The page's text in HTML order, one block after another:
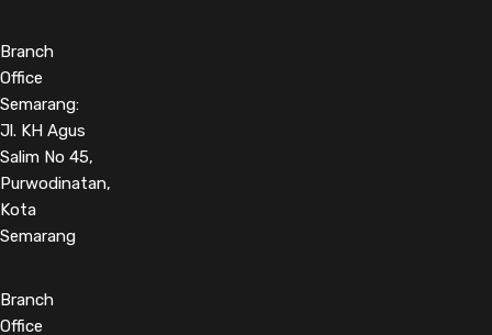
Branch
Office
Semarang:
Jl. KH Agus
Salim No 45,
Purwodinatan,
Kota
Semarang
Branch
Office